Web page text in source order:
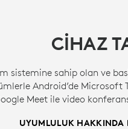
CIHAZ
sistemine sahip olan ve
Android’de
Meet ile video
UYUMLULUK HAKKINDA